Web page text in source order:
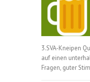
3.SVA-Kneipen
auf einen
Fragen, guter